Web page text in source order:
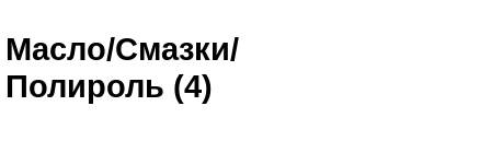
Масло/Смазки/
Полироль (4)